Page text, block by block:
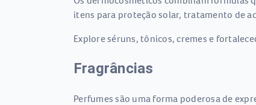
itens para proteção solar, tratamento de
Explore séruns, tônicos, cremes e
Fragrâncias
Perfumes são uma forma poderosa de